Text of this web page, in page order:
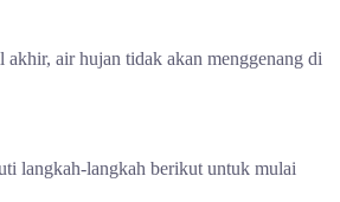
air hujan tidak akan menggenang di
langkah-langkah berikut untuk mulai